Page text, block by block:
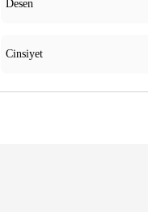
Desen
Cinsiyet